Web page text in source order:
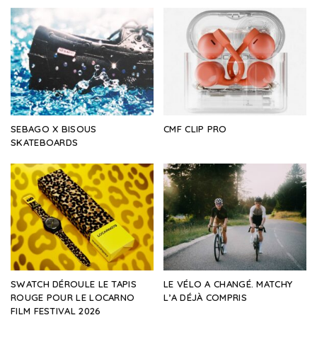
SEBAGO X BISOUS
SKATEBOARDS
CMF CLIP PRO
SWATCH DÉROULE LE TAPIS
ROUGE POUR LE LOCARNO
FILM FESTIVAL 2026
LE VÉLO A CHANGÉ. MATCHY
L’A DÉJÀ COMPRIS